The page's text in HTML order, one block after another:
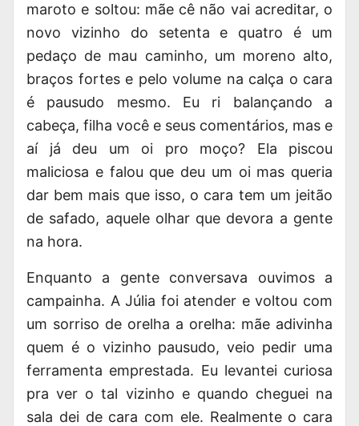
maroto e soltou: mãe cê não vai acreditar, o
novo vizinho do setenta e quatro é um
pedaço de mau caminho, um moreno alto,
braços fortes e pelo volume na calça o cara
é pausudo mesmo. Eu ri balançando a
cabeça, filha você e seus comentários, mas e
aí já deu um oi pro moço? Ela piscou
maliciosa e falou que deu um oi mas queria
dar bem mais que isso, o cara tem um jeitão
de safado, aquele olhar que devora a gente
na hora.
Enquanto a gente conversava ouvimos a
campainha. A Júlia foi atender e voltou com
um sorriso de orelha a orelha: mãe adivinha
quem é o vizinho pausudo, veio pedir uma
ferramenta emprestada. Eu levantei curiosa
pra ver o tal vizinho e quando cheguei na
sala dei de cara com ele. Realmente o cara